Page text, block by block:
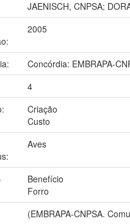
JAENISCH, CNPSA;
2005
Concórdia: EMBRAPA-
4
Criação
Custo
Aves
Benefício
Forro
(EMBRAPA-CNPSA.